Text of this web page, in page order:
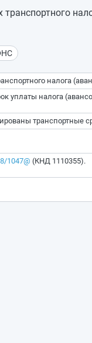
налога
уплаты налога
транспортные
1047@ (КНД 1110355).